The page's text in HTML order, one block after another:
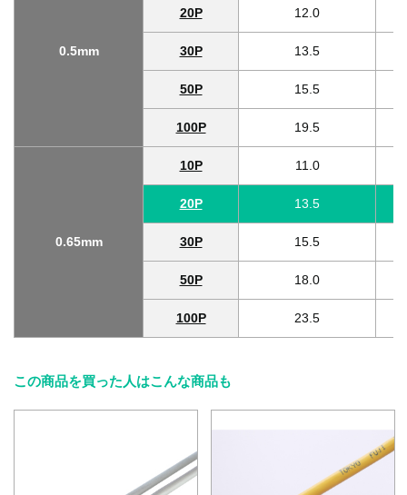
0.5mm
20P 12.0
30P 13.5
50P 15.5
100P 19.5
0.65mm
10P 11.0
20P 13.5
30P 15.5
50P 18.0
100P 23.5
この商品を買った人はこんな商品も